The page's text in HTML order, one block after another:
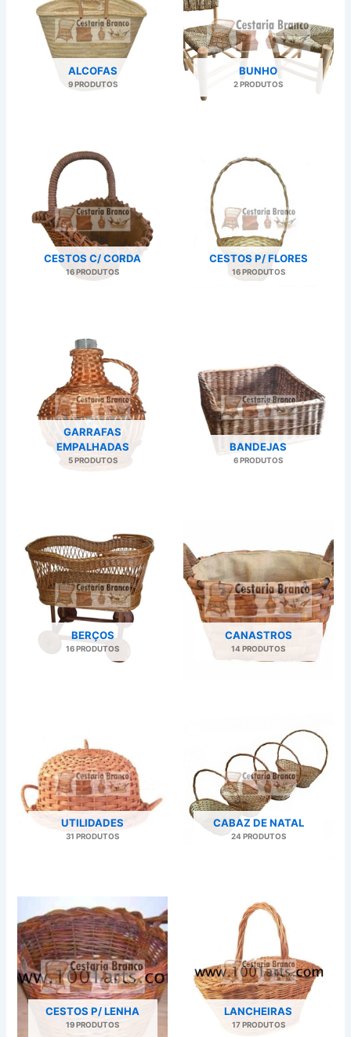
ALCOFAS
9 PRODUTOS
BUNHO
2 PRODUTOS
CESTOS C/ CORDA
16 PRODUTOS
CESTOS P/ FLORES
16 PRODUTOS
GARRAFAS
EMPALHADAS
5 PRODUTOS
BANDEJAS
6 PRODUTOS
BERÇOS
16 PRODUTOS
CANASTROS
14 PRODUTOS
UTILIDADES
31 PRODUTOS
CABAZ DE NATAL
24 PRODUTOS
CESTOS P/ LENHA
19 PRODUTOS
LANCHEIRAS
17 PRODUTOS